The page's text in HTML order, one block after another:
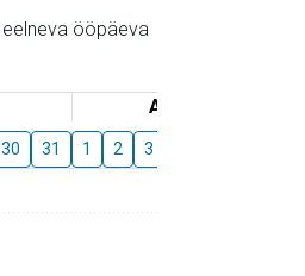
ööpäeva
August
30 31 1 2 3